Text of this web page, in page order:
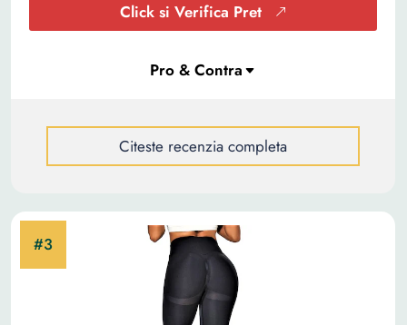
Click si Verifica Pret
Citeste recenzia completa